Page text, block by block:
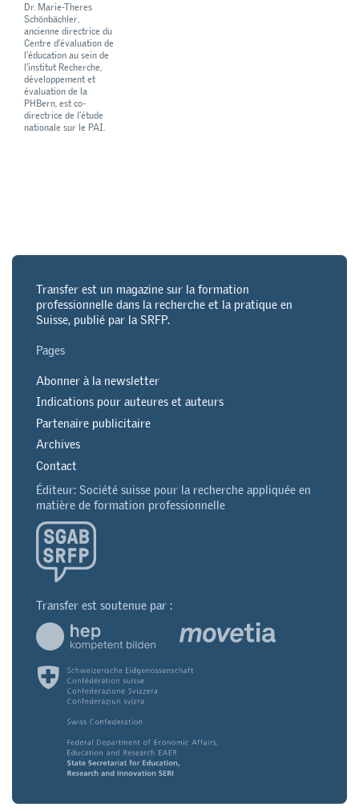
Dr. Marie-Theres
Schönbächler,
ancienne directrice du
Centre d’évaluation de
l’éducation au sein de
l’institut Recherche,
développement et
évaluation de la
PHBern, est co-
directrice de l’étude
nationale sur le PAI.
Transfer est un magazine sur la formation
professionnelle dans la recherche et la pratique en
Suisse, publié par la SRFP.
Pages
Abonner à la newsletter
Indications pour auteures et auteurs
Partenaire publicitaire
Archives
Contact
Éditeur: Société suisse pour la recherche appliquée en
matière de formation professionnelle
Transfer est soutenue par :